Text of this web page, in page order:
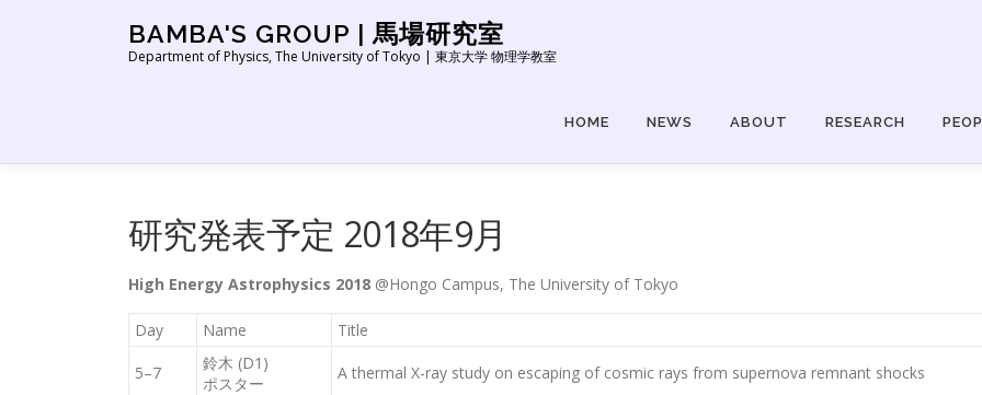
ス
BAMBA'S GROUP | 馬場研究室
Department of Physics, The University of Tokyo | 東京大学 物理学教室
HOME NEWS ABOUT RESEARCH
研究発表予定 2018年9月
High Energy Astrophysics 2018 @Hongo Campus, The University of Tokyo
Day Name Title
5–7
鈴木 (D1)
ポスター
A thermal X-ray study on escaping of cosmic rays from supernova remnant shocks